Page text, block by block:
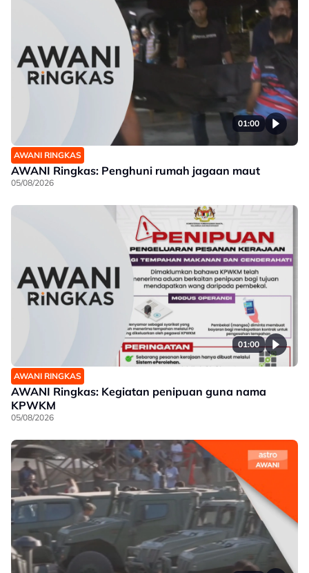
01:00
AWANI RINGKAS
AWANI Ringkas: Penghuni rumah jagaan maut
05/08/2026
01:00
AWANI RINGKAS
AWANI Ringkas: Kegiatan penipuan guna nama
KPWKM
05/08/2026